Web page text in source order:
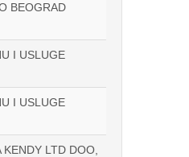
BEOGRAD
I USLUGE
I USLUGE
LTD DOO,